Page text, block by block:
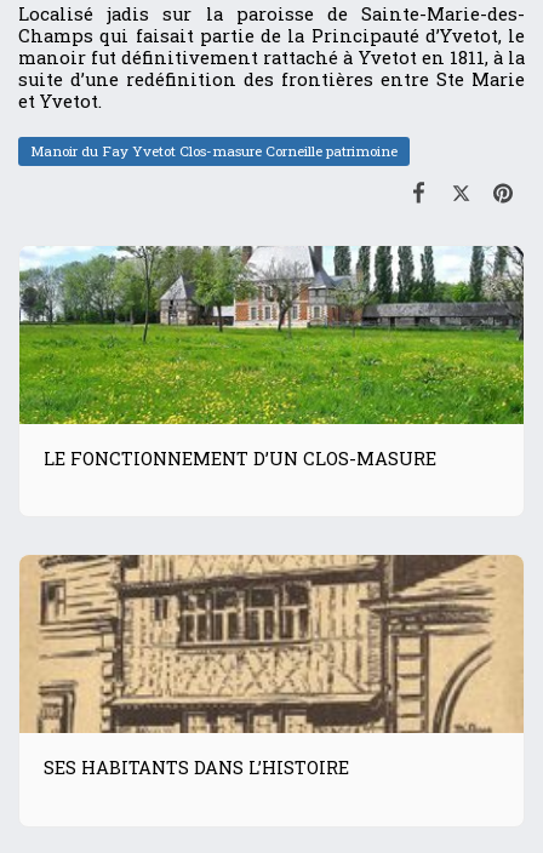
Localisé jadis sur la paroisse de Sainte-Marie-des-
Champs qui faisait partie de la Principauté d’Yvetot, le
manoir fut définitivement rattaché à Yvetot en 1811, à la
suite d’une redéfinition des frontières entre Ste Marie
et Yvetot.
Manoir du Fay Yvetot Clos-masure Corneille patrimoine
LE FONCTIONNEMENT D’UN CLOS-MASURE
SES HABITANTS DANS L’HISTOIRE